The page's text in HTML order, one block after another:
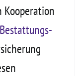
Kooperation